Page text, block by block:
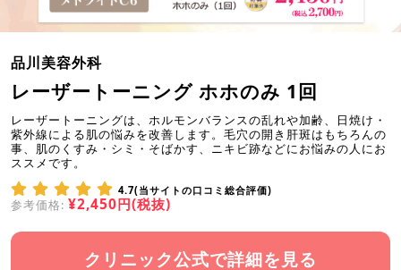
品川美容外科
レーザートーニング ホホのみ 1回
レーザートーニングは、ホルモンバランスの乱れや加齢、日焼け・
紫外線による肌の悩みを改善します。毛穴の開き肝斑はもちろんの
事、肌のくすみ・シミ・そばかす、ニキビ跡などにお悩みの人にお
ススメです。
4.7(当サイトの口コミ総合評価)
参考価格: ¥2,450円(税抜)
クリニック公式で詳細を見る